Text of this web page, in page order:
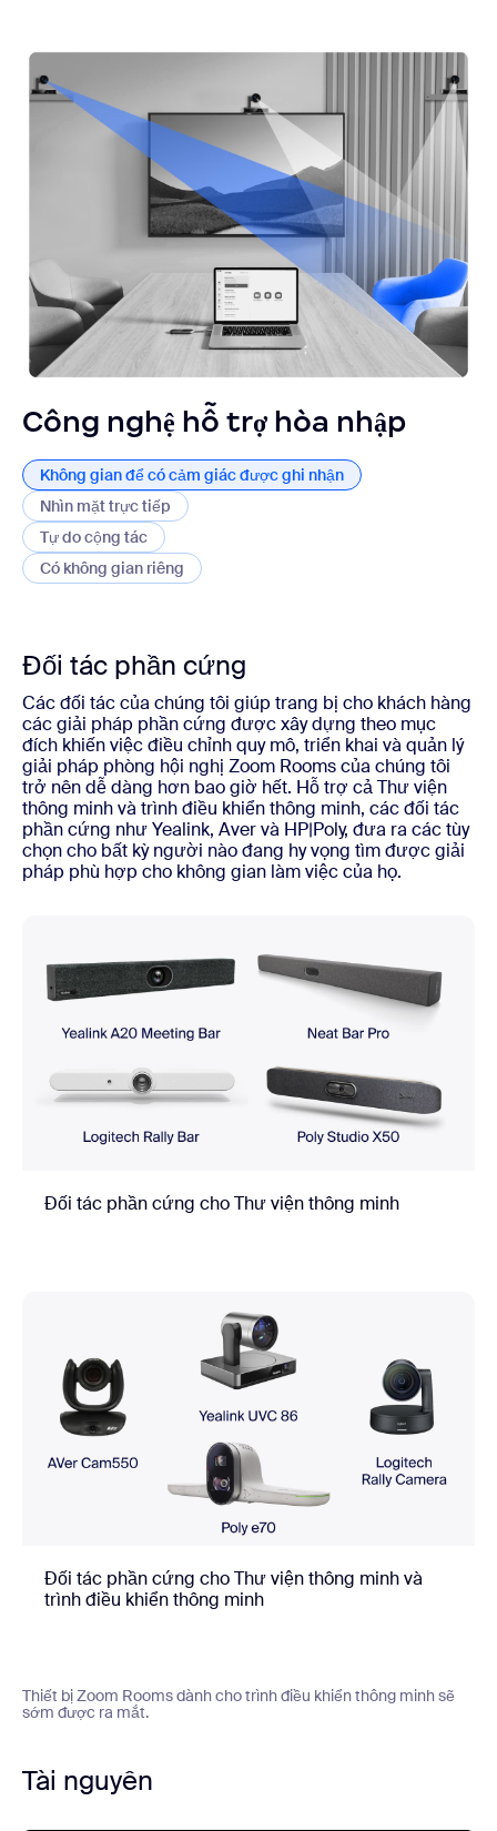
Công nghệ hỗ trợ hòa nhập
Không gian để có cảm giác được ghi nhận
Không gian để có cảm giác được ghi nhận
Nhìn mặt trực tiếp
Nhìn mặt trực tiếp
Tự do cộng tác
Tự do cộng tác
Có không gian riêng
Có không gian riêng
Đối tác phần cứng
Các đối tác của chúng tôi giúp trang bị cho khách hàng
các giải pháp phần cứng được xây dựng theo mục
đích khiến việc điều chỉnh quy mô, triển khai và quản lý
giải pháp phòng hội nghị Zoom Rooms của chúng tôi
trở nên dễ dàng hơn bao giờ hết. Hỗ trợ cả Thư viện
thông minh và trình điều khiển thông minh, các đối tác
phần cứng như Yealink, Aver và HP|Poly, đưa ra các tùy
chọn cho bất kỳ người nào đang hy vọng tìm được giải
pháp phù hợp cho không gian làm việc của họ.
Đối tác phần cứng cho Thư viện thông minh
Đối tác phần cứng cho Thư viện thông minh và
trình điều khiển thông minh
Thiết bị Zoom Rooms dành cho trình điều khiển thông minh sẽ
sớm được ra mắt.
Tài nguyên